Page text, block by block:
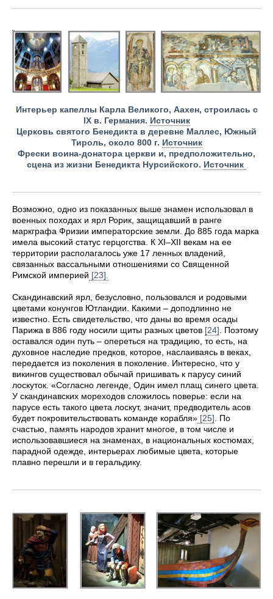
Интерьер капеллы Карла Великого, Аахен, строилась с
IX в. Германия. Источник
Церковь святого Бенедикта в деревне Маллес, Южный
Тироль, около 800 г. Источник
Фрески воина-донатора церкви и, предположительно,
сцена из жизни Бенедикта Нурсийского. Источник
Возможно, одно из показанных выше знамен использовал в
военных походах и ярл Рорик, защищавший в ранге
маркграфа Фризии императорские земли. До 885 года марка
имела высокий статус герцогства. К XI–XII векам на ее
территории располагалось уже 17 ленных владений,
связанных вассальными отношениями со Священной
Римской империей [23].
Скандинавский ярл, безусловно, пользовался и родовыми
цветами конунгов Ютландии. Какими – доподлинно не
известно. Есть свидетельство, что даны во время осады
Парижа в 886 году носили щиты разных цветов [24] . Поэтому
оставался один путь – опереться на традицию, то есть, на
духовное наследие предков, которое, наслаиваясь в веках,
передается из поколения в поколение. Интересно, что у
викингов существовал обычай пришивать к парусу синий
лоскуток. «Согласно легенде, Один имел плащ синего цвета.
У скандинавских мореходов сложилось поверье: если на
парусе есть такого цвета лоскут, значит, предводитель асов
будет покровительствовать команде корабля» [25] . По
счастью, память народов хранит многое, в том числе и
использовавшиеся на знаменах, в национальных костюмах,
парадной одежде, интерьерах любимые цвета, которые
плавно перешли и в геральдику.